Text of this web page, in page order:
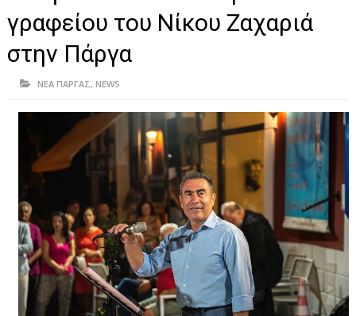
ΗΠΕΙΡΟΣ
ΠΡΕΒΕΖΑ
ΑΡΤΑ
ΘΕΣΠΡΩΤΙΑ
ΙΟΝΙΑ ΝΗΣΙΑ
ΚΑΙ ΕΛΛΑΔΑ
ΥΓΕΙΑ-ΟΜΟΡΦΙΑ
ΠΟΛΙΤΙΣΜΟΣ
ΠΕΡΙΒΑΛΛΟΝ
γραφείου του Νίκου Ζαχαριά
στην Πάργα
ΝΕΑ ΠΑΡΓΑΣ, NEWS